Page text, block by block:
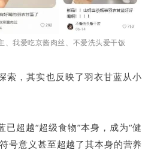
、我爱吃京酱肉丝、不爱洗头爱干饭
索，其实也反映了羽衣甘蓝从小
超越“超级食物”本身，成为“健
号意义甚至超越了其本身的营养